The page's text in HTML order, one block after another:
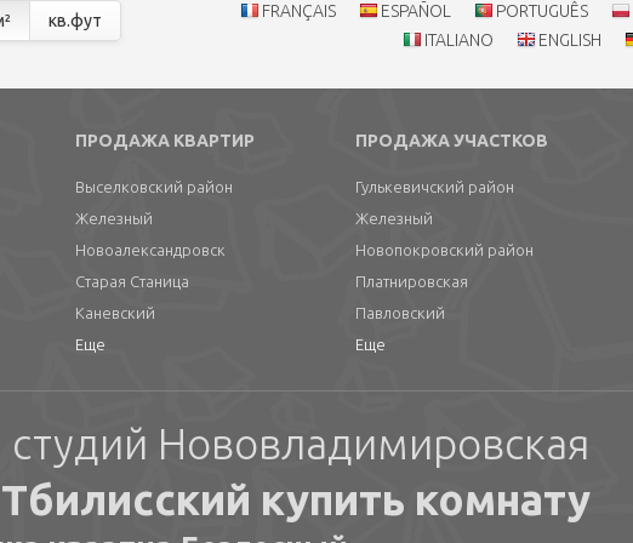
кв.фут FRANÇAIS ESPAÑOL PORTUGUÊS
ITALIANO
ENGLISH
ПРОДАЖА КВАРТИР
Выселковский район
Железный
Новоалександровск
Старая Станица
Каневский
Еще
ПРОДАЖА УЧАСТКОВ
Гулькевичский район
Железный
Новопокровский район
Платнировская
Павловский
Еще
студий Нововладимировская
Тбилисский купить комнату